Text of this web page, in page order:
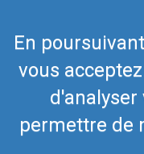
En
vous
permettre de
© 2019 Airmate -Conditions